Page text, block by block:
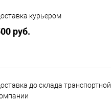
курьером
руб.
до склада транспортной